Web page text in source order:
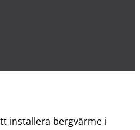
installera bergvärme i